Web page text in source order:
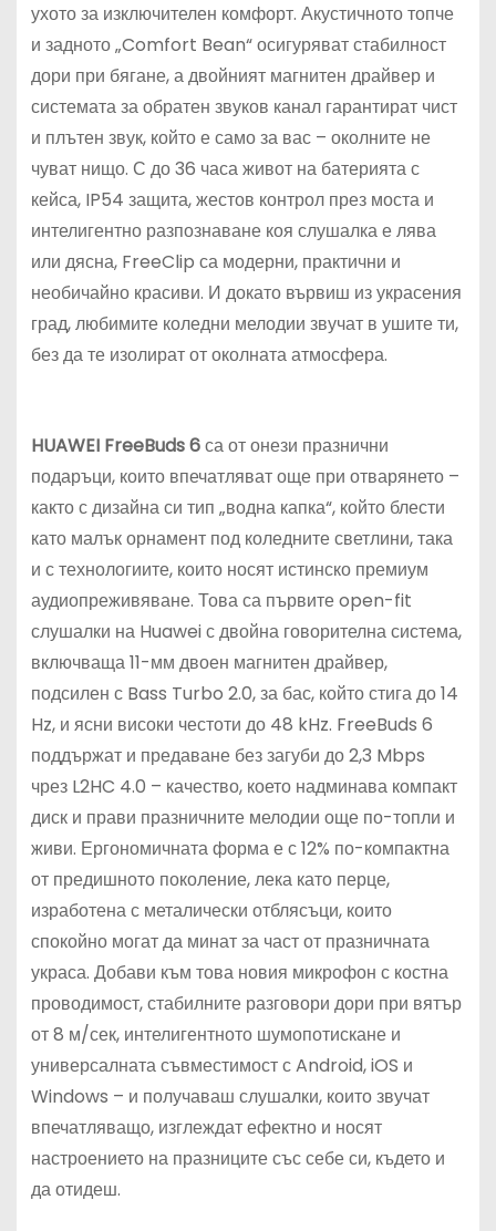
ухото за изключителен комфорт. Акустичното топче
и задното „Comfort Bean“ осигуряват стабилност
дори при бягане, а двойният магнитен драйвер и
системата за обратен звуков канал гарантират чист
и плътен звук, който е само за вас – околните не
чуват нищо. С до 36 часа живот на батерията с
кейса, IP54 защита, жестов контрол през моста и
интелигентно разпознаване коя слушалка е лява
или дясна, FreeClip са модерни, практични и
необичайно красиви. И докато вървиш из украсения
град, любимите коледни мелодии звучат в ушите ти,
без да те изолират от околната атмосфера.
HUAWEI FreeBuds 6са от онези празнични
подаръци, които впечатляват още при отварянето –
както с дизайна си тип „водна капка“, който блести
като малък орнамент под коледните светлини, така
и с технологиите, които носят истинско премиум
аудиопреживяване. Това са първите open-fit
слушалки на Huawei с двойна говорителна система,
включваща 11-мм двоен магнитен драйвер,
подсилен с Bass Turbo 2.0, за бас, който стига до 14
Hz, и ясни високи честоти до 48 kHz. FreeBuds 6
поддържат и предаване без загуби до 2,3 Mbps
чрез L2HC 4.0 – качество, което надминава компакт
диск и прави празничните мелодии още по-топли и
живи. Ергономичната форма е с 12% по-компактна
от предишното поколение, лека като перце,
изработена с металически отблясъци, които
спокойно могат да минат за част от празничната
украса. Добави към това новия микрофон с костна
проводимост, стабилните разговори дори при вятър
от 8 м/сек, интелигентното шумопотискане и
универсалната съвместимост с Android, iOS и
Windows – и получаваш слушалки, които звучат
впечатляващо, изглеждат ефектно и носят
настроението на празниците със себе си, където и
да отидеш.